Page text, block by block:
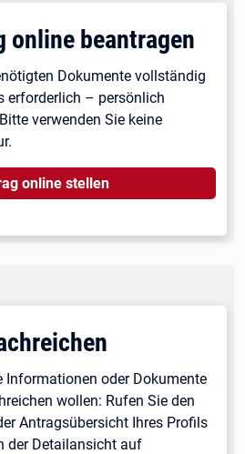
online beantragen
Dokumente vollständig
erforderlich – persönlich
verwenden Sie keine
online stellen
Informationen oder Dokumente
wollen: Rufen Sie den
Antragsübersicht Ihres Profils
der Detailansicht auf